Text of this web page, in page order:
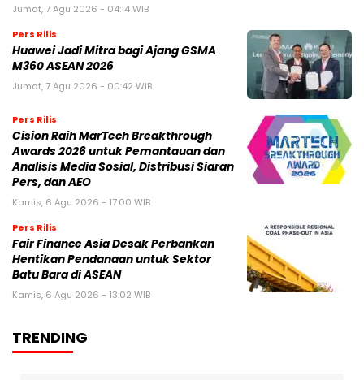
Jumat, 7 Agu 2026 - 04:14 WIB
Pers Rilis
Huawei Jadi Mitra bagi Ajang GSMA
M360 ASEAN 2026
Jumat, 7 Agu 2026 - 00:42 WIB
Pers Rilis
Cision Raih MarTech Breakthrough
Awards 2026 untuk Pemantauan dan
Analisis Media Sosial, Distribusi Siaran
Pers, dan AEO
Kamis, 6 Agu 2026 - 17:00 WIB
Pers Rilis
Fair Finance Asia Desak Perbankan
Hentikan Pendanaan untuk Sektor
Batu Bara di ASEAN
Kamis, 6 Agu 2026 - 13:02 WIB
TRENDING